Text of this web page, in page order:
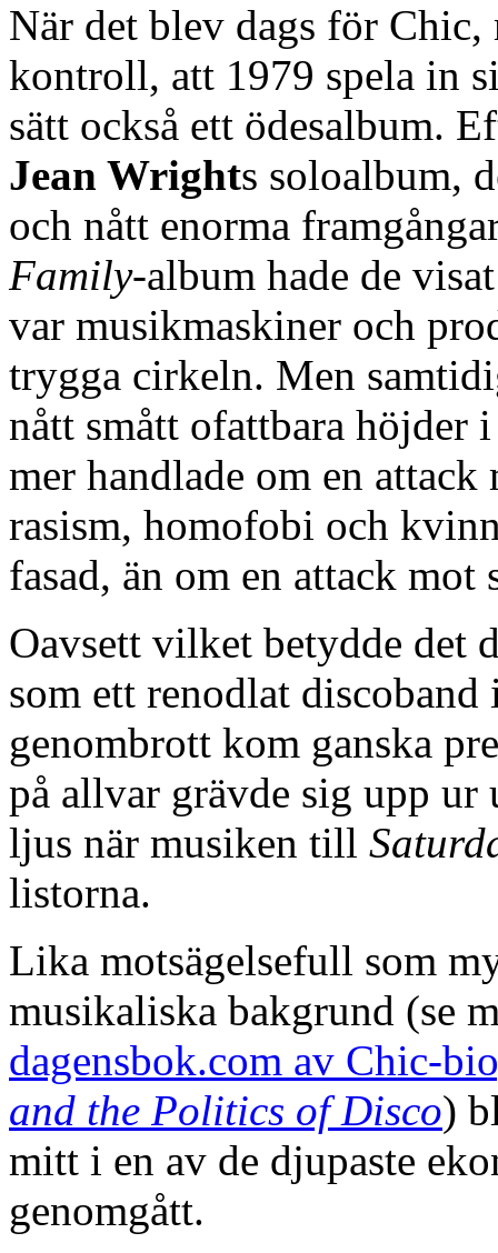
När det blev dags för
kontroll, att 1979 spela in
sätt också ett ödesalbum.
Jean Wrights soloalbum,
och nått enorma
Family-album hade de
var musikmaskiner och
trygga cirkeln. Men
nått smått ofattbara höjder
mer handlade om en
rasism, homofobi och
fasad, än om en attack mot
Oavsett vilket betydde det
som ett renodlat discoband
genombrott kom ganska
på allvar grävde sig upp
ljus när musiken till
listorna.
Lika motsägelsefull som
musikaliska bakgrund (se
dagensbok.com av Chic-
and the Politics of Disco)
mitt i en av de djupaste
genomgått.